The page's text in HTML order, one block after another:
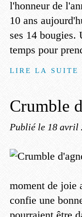
l'honneur de
10 ans
ses 14 bougies.
temps pour
LIRE LA SUITE
Crumble
Publié le 18 avril
moment de joie
confie une